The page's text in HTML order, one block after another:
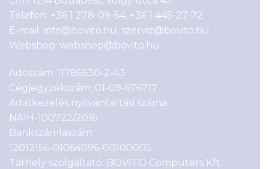
Telefon: +36 1 278-09-54, +36 1 445-27-72
E-mail: info@bovito.hu, szerviz@bovito.hu
Webshop: webshop@bovito.hu
Adószám: 11786630-2-43
Cégjegyzékszám: 01-09-676717
Adatkezelés nyilvántartási száma:
NAIH-100722/2016.
Bankszámlaszám:
12012156-01064096-00100005
Tárhely szolgáltató: BOVITO Computers Kft.